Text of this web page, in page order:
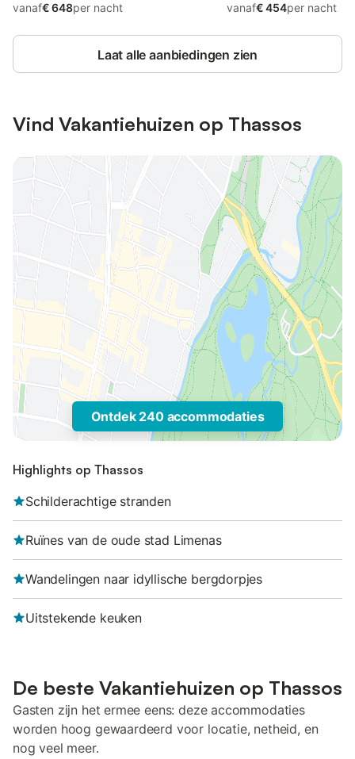
vanaf€ 648per nacht vanaf€ 454per nacht
Laat alle aanbiedingen zien
Vind Vakantiehuizen op Thassos
Ontdek 240 accommodaties
Highlights op Thassos
Schilderachtige stranden
Ruïnes van de oude stad Limenas
Wandelingen naar idyllische bergdorpjes
Uitstekende keuken
De beste Vakantiehuizen op Thassos
Gasten zijn het ermee eens: deze accommodaties
worden hoog gewaardeerd voor locatie, netheid, en
nog veel meer.